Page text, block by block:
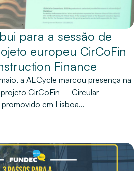
para a sessão de
europeu CirCoFin
Finance
a AECycle marcou presença na
CirCoFin – Circular
em Lisboa...